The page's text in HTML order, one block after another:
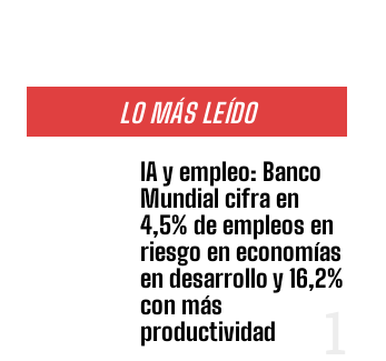
LO MÁS LEÍDO
IA y empleo: Banco
Mundial cifra en
4,5% de empleos en
riesgo en economías
en desarrollo y 16,2%
con más
productividad